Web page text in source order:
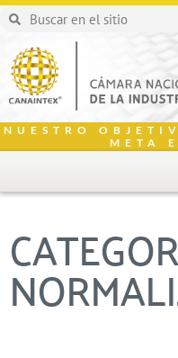
NUESTRO
META